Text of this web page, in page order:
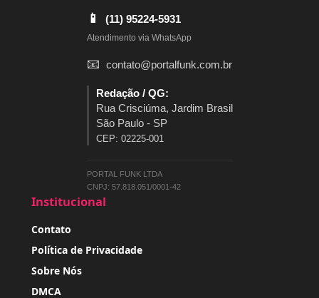
📱 (11) 95224-5931
Atendimento via WhatsApp
📧 contato@portalfunk.com.br
Redação / QG:
Rua Crisciúma, Jardim Brasil
São Paulo - SP
CEP: 02225-001
PORTAL FUNK LTDA
CNPJ: 57.818.051/0001-42
Institucional
Contato
Política de Privacidade
Sobre Nós
DMCA